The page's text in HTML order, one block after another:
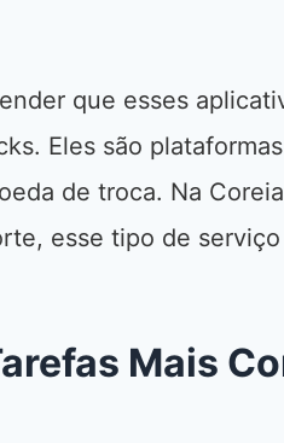
que esses
Eles são
de troca. Na
esse tipo de
Mais